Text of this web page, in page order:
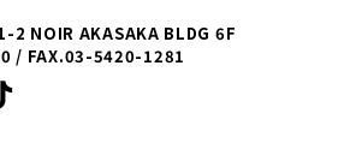
2 NOIR AKASAKA BLDG 6F
/ FAX.03-5420-1281